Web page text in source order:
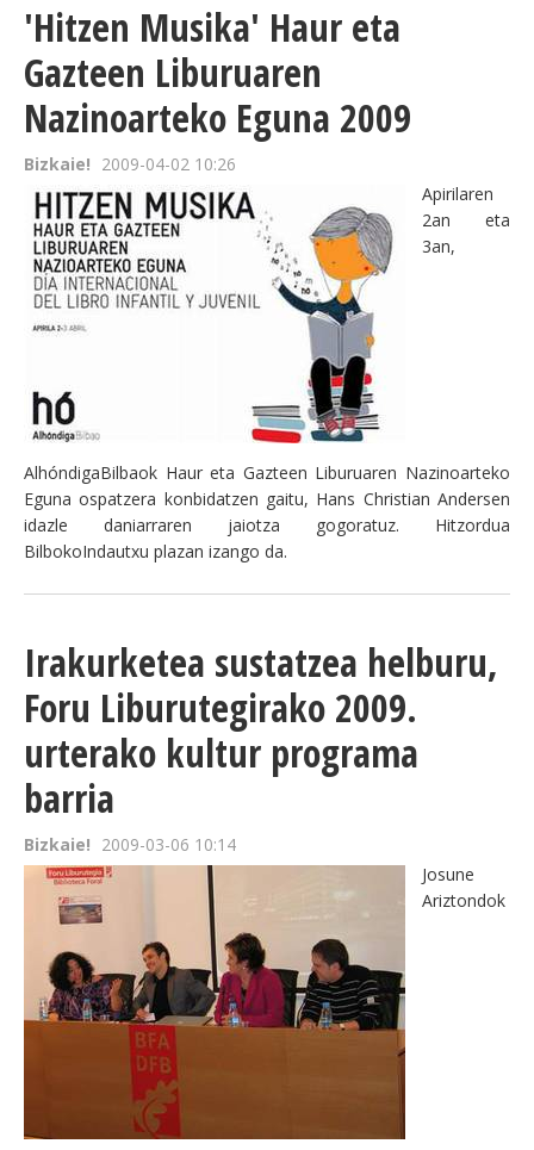
'Hitzen Musika' Haur eta
Gazteen Liburuaren
Nazinoarteko Eguna 2009
Bizkaie! 2009-04-02 10:26
Apirilaren
2an eta
3an,
AlhóndigaBilbaok Haur eta Gazteen Liburuaren Nazinoarteko
Eguna ospatzera konbidatzen gaitu, Hans Christian Andersen
idazle daniarraren jaiotza gogoratuz. Hitzordua
BilbokoIndautxu plazan izango da.
Irakurketea sustatzea helburu,
Foru Liburutegirako 2009.
urterako kultur programa
barria
Bizkaie! 2009-03-06 10:14
Josune
Ariztondok